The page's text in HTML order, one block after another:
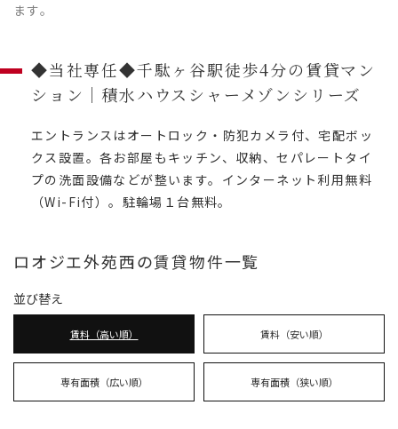
ます。
◆当社専任◆千駄ヶ谷駅徒歩4分の賃貸マン
ション｜積水ハウスシャーメゾンシリーズ
エントランスはオートロック・防犯カメラ付、宅配ボッ
クス設置。各お部屋もキッチン、収納、セパレートタイ
プの洗面設備などが整います。インターネット利用無料
（Wi-Fi付）。駐輪場１台無料。
ロオジエ外苑西の賃貸物件一覧
並び替え
賃料（高い順） 賃料（安い順）
専有面積（広い順） 専有面積（狭い順）